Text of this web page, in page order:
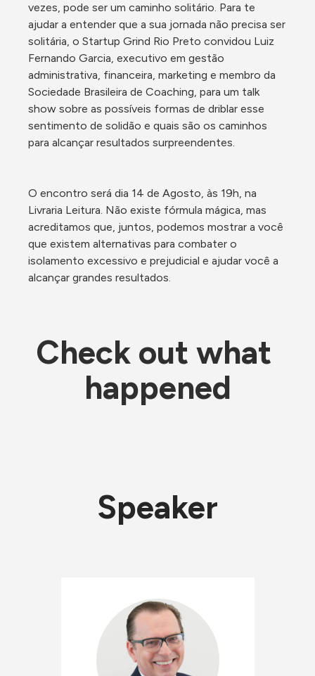
vezes, pode ser um caminho solitário. Para te
ajudar a entender que a sua jornada não precisa ser
solitária, o Startup Grind Rio Preto convidou Luiz
Fernando Garcia, executivo em gestão
administrativa, financeira, marketing e membro da
Sociedade Brasileira de Coaching, para um talk
show sobre as possíveis formas de driblar esse
sentimento de solidão e quais são os caminhos
para alcançar resultados surpreendentes.
O encontro será dia 14 de Agosto, às 19h, na
Livraria Leitura. Não existe fórmula mágica, mas
acreditamos que, juntos, podemos mostrar a você
que existem alternativas para combater o
isolamento excessivo e prejudicial e ajudar você a
alcançar grandes resultados.
Check out what
happened
Speaker